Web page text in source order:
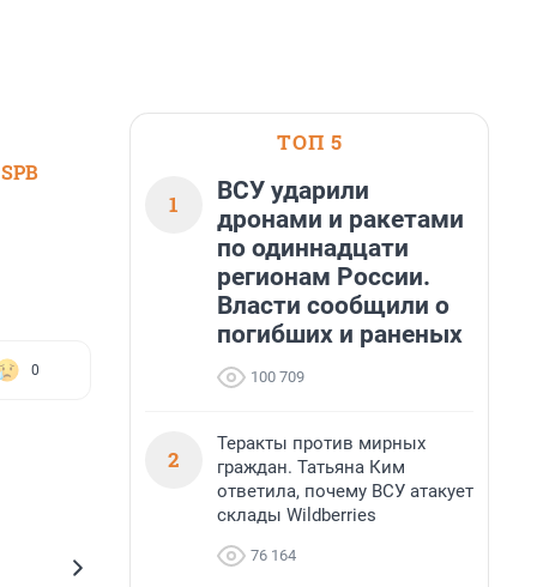
0
ТОП 5
1
ВСУ ударили
дронами и ракетами
по одиннадцати
регионам России.
Власти сообщили о
погибших и раненых
100 709
2
Теракты против мирных
граждан. Татьяна Ким
ответила, почему ВСУ атакует
склады Wildberries
76 164